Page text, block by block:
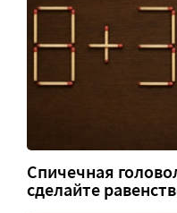
Спичечная
сделайте